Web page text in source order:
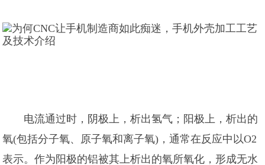
电流通过时，阴极上，析出氢气；阳极上，析出的
氧(包括分子氧、原子氧和离子氧)，通常在反应中以O2
表示。作为阳极的铝被其上析出的氧所氧化，形成无水